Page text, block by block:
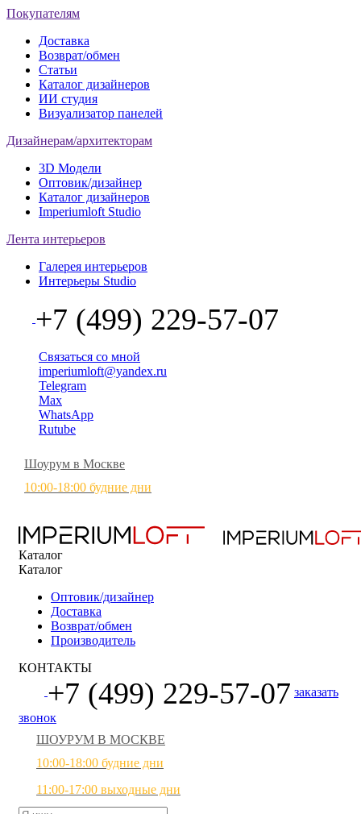
Покупателям
Доставка
Возврат/обмен
Статьи
Каталог дизайнеров
ИИ студия
Визуализатор панелей
Дизайнерам/архитекторам
3D Модели
Оптовик/дизайнер
Каталог дизайнеров
Imperiumloft Studio
Лента интерьеров
Галерея интерьеров
Интерьеры Studio
+7 (499) 229-57-07
Связаться со мной
imperiumloft@yandex.ru
Telegram
Max
WhatsApp
Rutube
Шоурум в Москве
10:00-18:00 будние дни
Каталог
Каталог
Оптовик/дизайнер
Доставка
Возврат/обмен
Производитель
КОНТАКТЫ
+7 (499) 229-57-07 заказать
звонок
ШОУРУМ В МОСКВЕ
10:00-18:00 будние дни
11:00-17:00 выходные дни